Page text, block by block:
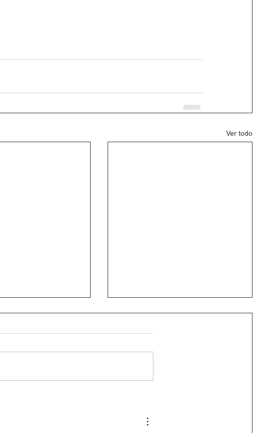
Ver todo
secundaria julio 14 de 2026
por Jornada Sindical